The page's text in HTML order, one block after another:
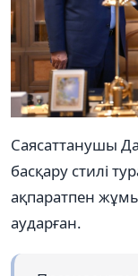
Саясаттанушы
басқару стилі
ақпаратпен
аударған.